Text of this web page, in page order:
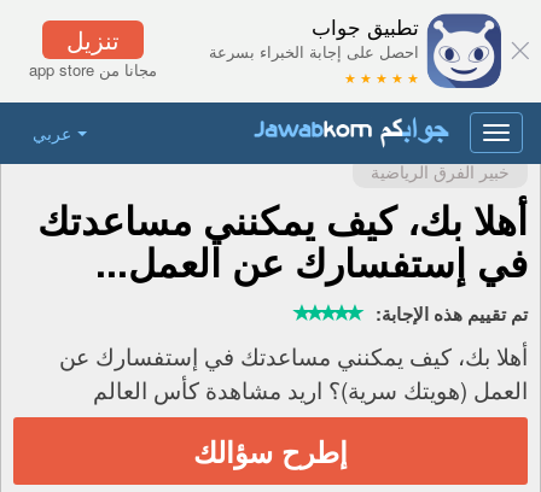
تنزيل
مجانا من app store
تطبيق جواب
احصل على إجابة الخبراء بسرعة
★ ★ ★ ★ ★
عربي
Toggle
navigation
خبير الفرق الرياضية
أهلا بك، كيف يمكنني مساعدتك
في إستفسارك عن العمل...
تم تقييم هذه الإجابة:
أهلا بك، كيف يمكنني مساعدتك في إستفسارك عن
العمل (هويتك سرية)؟ اريد مشاهدة كأس العالم
إطرح سؤالك